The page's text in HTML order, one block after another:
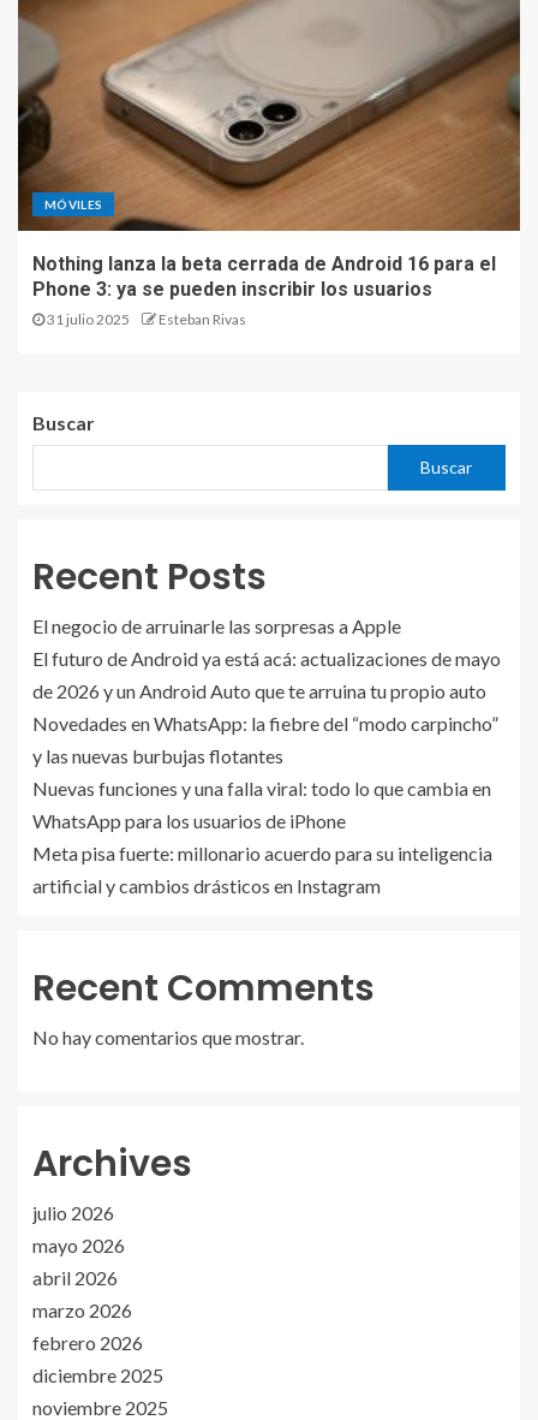
MÓVILES
Nothing lanza la beta cerrada de Android 16 para el
Phone 3: ya se pueden inscribir los usuarios
31 julio 2025 Esteban Rivas
Buscar
Buscar
Recent Posts
El negocio de arruinarle las sorpresas a Apple
El futuro de Android ya está acá: actualizaciones de mayo
de 2026 y un Android Auto que te arruina tu propio auto
Novedades en WhatsApp: la fiebre del “modo carpincho”
y las nuevas burbujas flotantes
Nuevas funciones y una falla viral: todo lo que cambia en
WhatsApp para los usuarios de iPhone
Meta pisa fuerte: millonario acuerdo para su inteligencia
artificial y cambios drásticos en Instagram
Recent Comments
No hay comentarios que mostrar.
Archives
julio 2026
mayo 2026
abril 2026
marzo 2026
febrero 2026
diciembre 2025
noviembre 2025